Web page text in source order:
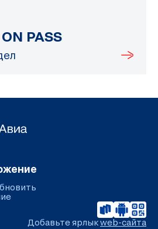
PASS
Добавьте ярлыкweb-сайта